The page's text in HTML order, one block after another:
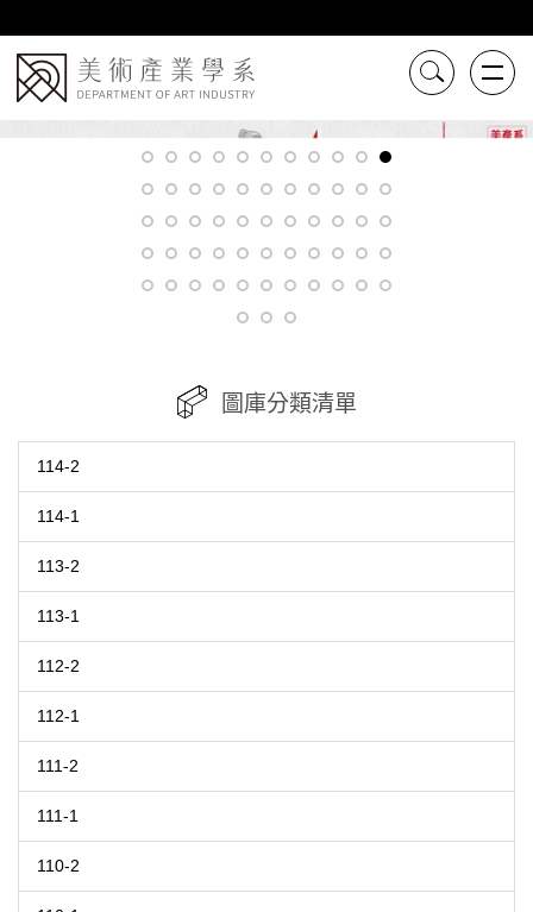
到
主
要
內
容
圖庫分類清單
114-2
114-1
113-2
113-1
112-2
112-1
111-2
111-1
110-2